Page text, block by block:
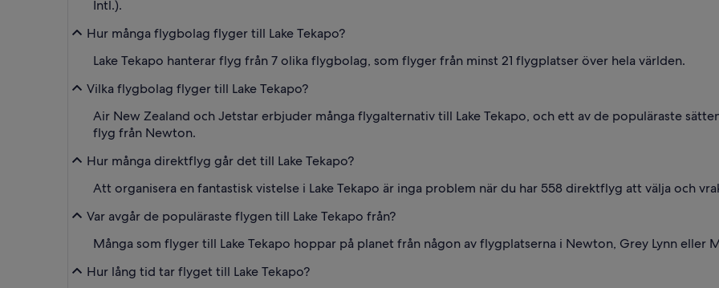
Intl.).
Hur många flygbolag flyger till Lake Tekapo?
Lake Tekapo hanterar flyg från 7 olika flygbolag, som flyger från minst 21 flygplatser över hela världen.
Vilka flygbolag flyger till Lake Tekapo?
Air New Zealand och Jetstar erbjuder många flygalternativ till Lake Tekapo, och ett av de populäraste
flyg från Newton.
Hur många direktflyg går det till Lake Tekapo?
Att organisera en fantastisk vistelse i Lake Tekapo är inga problem när du har 558 direktflyg att välja och
Var avgår de populäraste flygen till Lake Tekapo från?
Många som flyger till Lake Tekapo hoppar på planet från någon av flygplatserna i Newton, Grey Lynn eller
Hur lång tid tar flyget till Lake Tekapo?